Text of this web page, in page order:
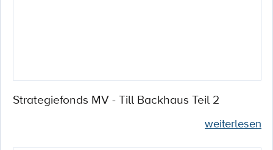
Strategiefonds MV - Till Backhaus Teil 2
weiterlesen